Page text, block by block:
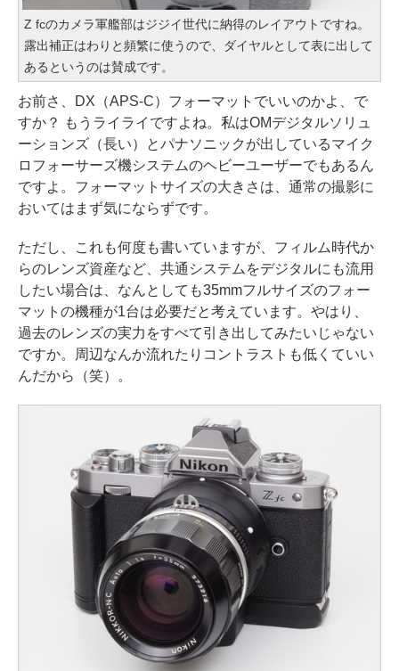
Z fcのカメラ軍艦部はジジイ世代に納得のレイアウトですね。
露出補正はわりと頻繁に使うので、ダイヤルとして表に出して
あるというのは賛成です。
お前さ、DX（APS-C）フォーマットでいいのかよ、で
すか？ もうライライですよね。私はOMデジタルソリュ
ーションズ（長い）とパナソニックが出しているマイク
ロフォーサーズ機システムのヘビーユーザーでもあるん
ですよ。フォーマットサイズの大きさは、通常の撮影に
おいてはまず気にならずです。
ただし、これも何度も書いていますが、フィルム時代か
らのレンズ資産など、共通システムをデジタルにも流用
したい場合は、なんとしても35mmフルサイズのフォー
マットの機種が1台は必要だと考えています。やはり、
過去のレンズの実力をすべて引き出してみたいじゃない
ですか。周辺なんか流れたりコントラストも低くていい
んだから（笑）。